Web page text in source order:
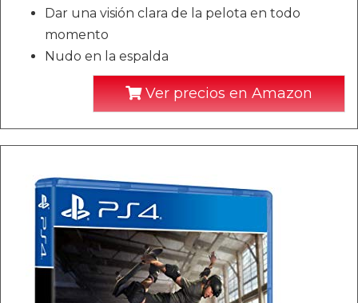
Dar una visión clara de la pelota en todo
momento
Nudo en la espalda
Ver precios en Amazon